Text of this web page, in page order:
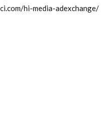
hi-media-adexchange/